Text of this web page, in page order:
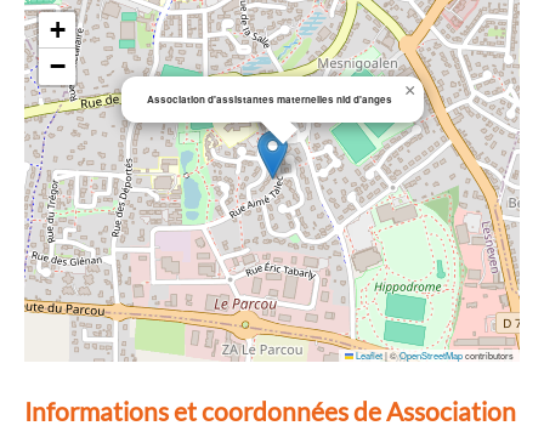
Association d'assistantes maternelles nid d'anges ×
+
−
Leaflet|©OpenStreetMapcontributors
Informations et coordonnées de Association